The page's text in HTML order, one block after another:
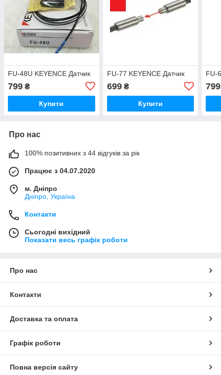
FU-48U KEYENCE Датчик
799 ₴
Купити
FU-77 KEYENCE Датчик
699₴
Купити
FU-
799
Про нас
100% позитивних з 44 відгуків за рік
Працює з 04.07.2020
м. Дніпро
Дніпро, Україна
Контакти
Сьогодні вихідний
Показати весь графік роботи
Про нас
Контакти
Доставка та оплата
Графік роботи
Повна версія сайту